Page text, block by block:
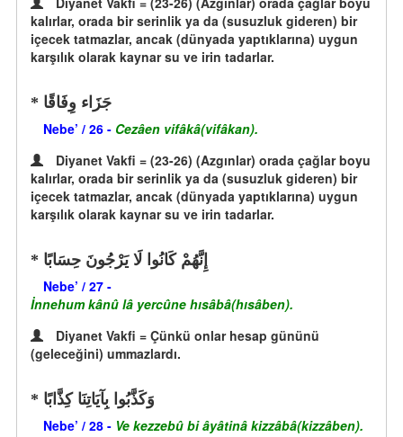
kalırlar, orada bir serinlik ya da (susuzluk gideren) bir
içecek tatmazlar, ancak (dünyada yaptıklarına) uygun
karşılık olarak kaynar su ve irin tadarlar.
جَزَاء وِفَاقًا
Nebe’ / 26 - Cezâen vifâkâ(vifâkan).
Diyanet Vakfi = (23-26) (Azgınlar) orada çağlar boyu
kalırlar, orada bir serinlik ya da (susuzluk gideren) bir
içecek tatmazlar, ancak (dünyada yaptıklarına) uygun
karşılık olarak kaynar su ve irin tadarlar.
إِنَّهُمْ كَانُوا لَا يَرْجُونَ حِسَابًا
Nebe’ / 27 -
İnnehum kânû lâ yercûne hısâbâ(hısâben).
Diyanet Vakfi = Çünkü onlar hesap gününü
(geleceğini) ummazlardı.
وَكَذَّبُوا بِآيَاتِنَا كِذَّابًا
Nebe’ / 28 - Ve kezzebû bi âyâtinâ kizzâbâ(kizzâben).